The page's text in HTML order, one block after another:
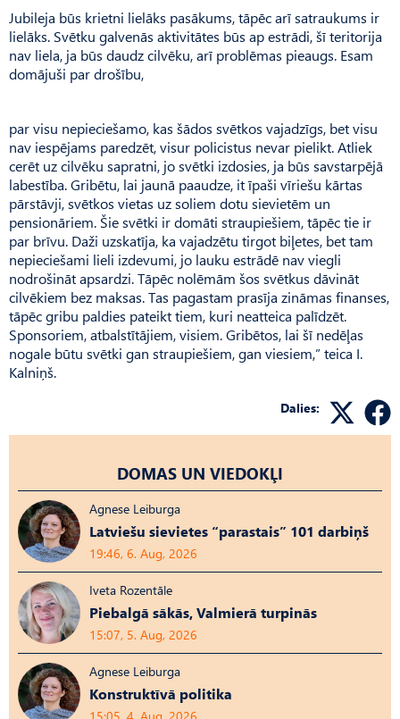
Jubileja būs krietni lielāks pasākums, tāpēc arī satraukums ir
lielāks. Svētku galvenās aktivitātes būs ap estrādi, šī teritorija
nav liela, ja būs daudz cilvēku, arī problēmas pieaugs. Esam
domājuši par drošību,
par visu nepieciešamo, kas šādos svētkos vajadzīgs, bet visu
nav iespējams paredzēt, visur policistus nevar pielikt. Atliek
cerēt uz cilvēku sapratni, jo svētki izdosies, ja būs savstarpējā
labestība. Gribētu, lai jaunā paaudze, it īpaši vīriešu kārtas
pārstāvji, svētkos vietas uz soliem dotu sievietēm un
pensionāriem. Šie svētki ir domāti straupiešiem, tāpēc tie ir
par brīvu. Daži uzskatīja, ka vajadzētu tirgot biļetes, bet tam
nepieciešami lieli izdevumi, jo lauku estrādē nav viegli
nodrošināt apsardzi. Tāpēc nolēmām šos svētkus dāvināt
cilvēkiem bez maksas. Tas pagastam prasīja zināmas finanses,
tāpēc gribu paldies pateikt tiem, kuri neatteica palīdzēt.
Sponsoriem, atbalstītājiem, visiem. Gribētos, lai šī nedēļas
nogale būtu svētki gan straupiešiem, gan viesiem,” teica I.
Kalniņš.
Dalies:
DOMAS UN VIEDOKĻI
Agnese Leiburga
Latviešu sievietes “parastais” 101 darbiņš
19:46, 6. Aug, 2026
Iveta Rozentāle
Piebalgā sākās, Valmierā turpinās
15:07, 5. Aug, 2026
Agnese Leiburga
Konstruktīvā politika